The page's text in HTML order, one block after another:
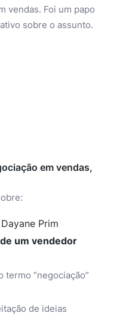
vendas. Foi um papo
sobre o assunto.
em vendas,
Dayane Prim
um vendedor
termo “negociação”
de ideias